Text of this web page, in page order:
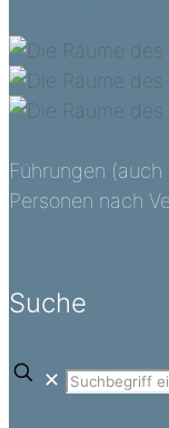
Führungen
Personen nach
Suche
✕